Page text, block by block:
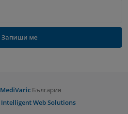
Запиши ме
MediVaricБългария
Intelligent Web Solutions